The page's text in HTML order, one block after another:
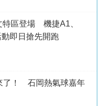
特區登場 機捷A1、
即日搶先開跑
了！ 石岡熱氣球嘉年